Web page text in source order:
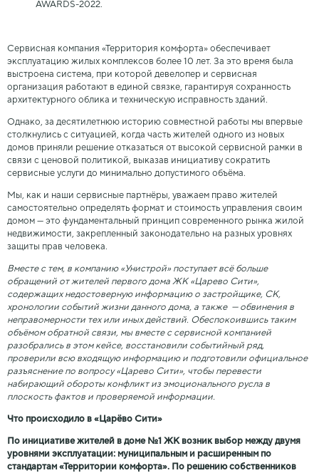
AWARDS-2022.
Сервисная компания «Территория комфорта» обеспечивает
эксплуатацию жилых комплексов более 10 лет. За это время была
выстроена система, при которой девелопер и сервисная
организация работают в единой связке, гарантируя сохранность
архитектурного облика и техническую исправность зданий.
Однако, за десятилетнюю историю совместной работы мы впервые
столкнулись с ситуацией, когда часть жителей одного из новых
домов приняли решение отказаться от высокой сервисной рамки в
связи с ценовой политикой, выказав инициативу сократить
сервисные услуги до минимально допустимого объёма.
Мы, как и наши сервисные партнёры, уважаем право жителей
самостоятельно определять формат и стоимость управления своим
домом — это фундаментальный принцип современного рынка жилой
недвижимости, закрепленный законодательно на разных уровнях
защиты прав человека.
Вместе с тем, в компанию «Унистрой» поступает всё больше
обращений от жителей первого дома ЖК «Царево Сити»,
содержащих недостоверную информацию о застройщике, СК,
хронологии событий жизни данного дома, а также — обвинения в
неправомерности тех или иных действий. Обеспокоившись таким
объёмом обратной связи, мы вместе с сервисной компанией
разобрались в этом кейсе, восстановили событийный ряд,
проверили всю входящую информацию и подготовили официальное
разъяснение по вопросу «Царево Сити», чтобы перевести
набирающий обороты конфликт из эмоционального русла в
плоскость фактов и проверяемой информации.
Что происходило в «Царёво Сити»
По инициативе жителей в доме №1 ЖК возник выбор между двумя
уровнями эксплуатации: муниципальным и расширенным по
стандартам «Территории комфорта». По решению собственников